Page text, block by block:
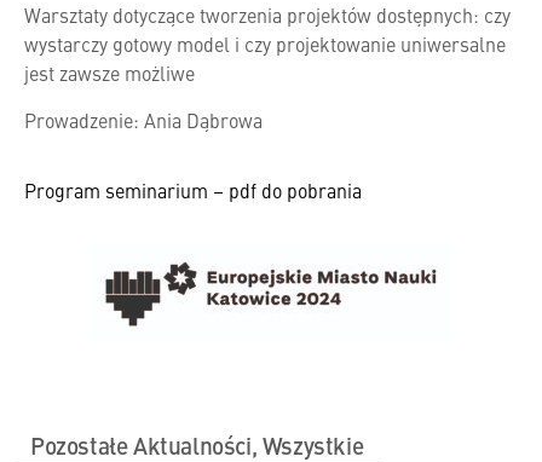
Warsztaty dotyczące tworzenia projektów dostępnych: czy
wystarczy gotowy model i czy projektowanie uniwersalne
jest zawsze możliwe
Prowadzenie: Ania Dąbrowa
Program seminarium – pdf do pobrania
PozostałeAktualności,Wszystkie